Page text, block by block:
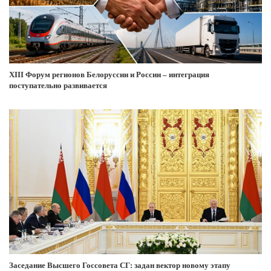
XIII Форум регионов Белоруссии и России – интеграция
поступательно развивается
Заседание Высшего Госсовета СГ: задан вектор новому этапу